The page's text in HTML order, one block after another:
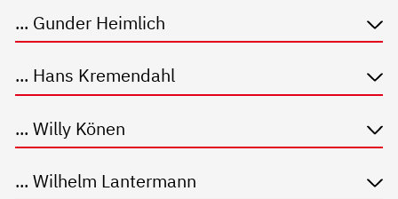
... Gunder Heimlich
... Hans Kremendahl
... Willy Könen
... Wilhelm Lantermann